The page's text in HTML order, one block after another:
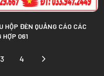
HỘP ĐÈN QUẢNG CÁO CÁC
HỢP 061
3 4